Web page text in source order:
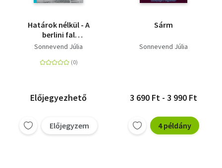
Határok nélkül - A
berlini fal
ledöntésének
médiában
Sonnevend Júlia
Előjegyezhető
Előjegyzem
Sárm
Sonnevend Júlia
3 690 Ft - 3 990 Ft
4 példány